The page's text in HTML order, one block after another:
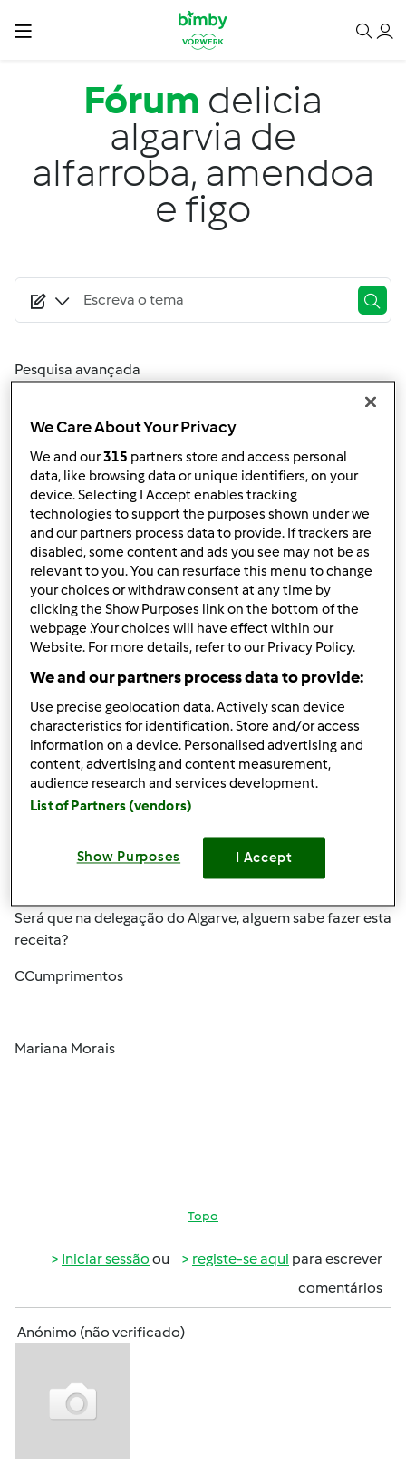
Passar para o conteúdo principal
Fórum delicia
algarvia de
alfarroba, amendoa
e figo
Pesquisa avançada
Mais Recentes
Resultados por página:
10
2 | Última entrada
Responder mensagem
Sex, 2011-09-23 09:41
Comprei o livro do algarve, e afinal não trazia a melhor
receita algarvia: delicia algarvia de alfarroba, amendoa e
Será que na delegação do Algarve, alguem sabe fazer esta
receita?
CCumprimentos
Mariana Morais
Topo
Iniciar sessão ou registe-se aqui para escrever
comentários
Anónimo (não verificado)
We Care About Your Privacy
We and our315 partners store and access personal
data, like browsing data or unique identifiers, on your
device. Selecting I Accept enables tracking
technologies to support the purposes shown under we
and our partners process data to provide. If trackers are
disabled, some content and ads you see may not be as
relevant to you. You can resurface this menu to change
your choices or withdraw consent at any time by
clicking the Show Purposes link on the bottom of the
webpage .Your choices will have effect within our
Website. For more details, refer to our Privacy Policy.
We and our partners process data to provide:
Use precise geolocation data. Actively scan device
characteristics for identification. Store and/or access
information on a device. Personalised advertising and
content, advertising and content measurement,
audience research and services development.
List of Partners (vendors)
Show Purposes I Accept